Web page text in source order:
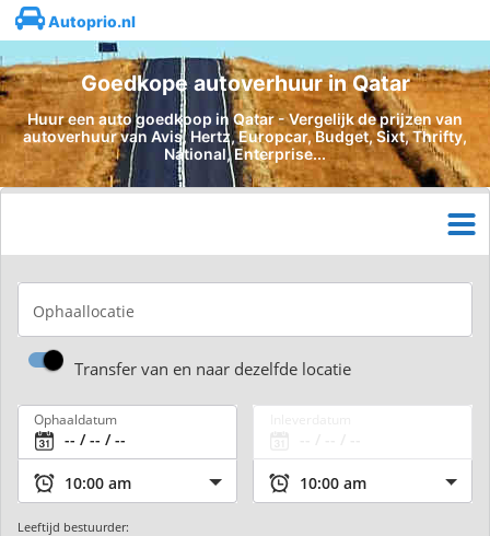
Autoprio.nl
Goedkope autoverhuur in Qatar
Huur een auto goedkoop in Qatar - Vergelijk de prijzen van
autoverhuur van Avis, Hertz, Europcar, Budget, Sixt, Thrifty,
National, Enterprise...
Ophaallocatie
Transfer van en naar dezelfde locatie
Ophaaldatum
Leeftijd bestuurder: